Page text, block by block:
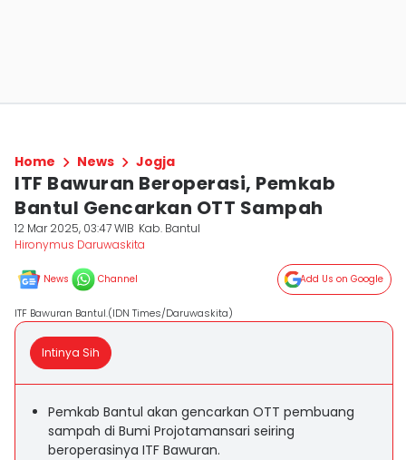
Home News Jogja
ITF Bawuran Beroperasi, Pemkab
Bantul Gencarkan OTT Sampah
12 Mar 2025, 03:47 WIB Kab. Bantul
Hironymus Daruwaskita
News Channel Add Us on Google
ITF Bawuran Bantul.(IDN Times/Daruwaskita)
Intinya Sih
Pemkab Bantul akan gencarkan OTT pembuang
sampah di Bumi Projotamansari seiring
beroperasinya ITF Bawuran.